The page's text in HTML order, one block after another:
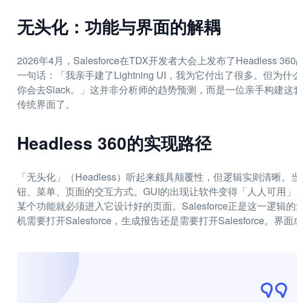
无头化：功能与界面的解耦
2026年4月，Salesforce在TDX开发者大会上发布了Headless
一句话：「我亲手建了Lightning UI，我为它付出了很多。但为
你会去Slack。」这并非分析师的趋势预测，而是一位亲手构建
传统界面了。
Headless 360的实现路径
「无头化」（Headless）听起来颇具颠覆性，但逻辑实则清晰
钮、菜单、页面的交互方式。GUI的出现让软件变得「人人可用
某个功能就必须进入它设计好的页面。Salesforce正是这一逻辑
机需要打开Salesforce，生成报告还是需要打开Salesforce。界面